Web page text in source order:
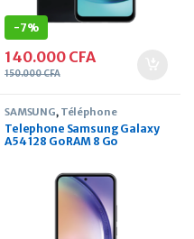
: 1.075.000 CFA à
Les options peuvent
-7%
140.000 CFA
150.000CFA
SAMSUNG, Téléphone
Telephone Samsung Galaxy
A54 128 Go RAM 8 Go